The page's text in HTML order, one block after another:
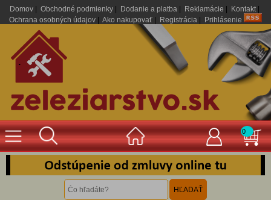
Domov Obchodné podmienky Dodanie a platba Reklamácie Kontakt|
Ochrana osobných údajov
Ako nakupovať Registrácia Prihlásenie
.
0